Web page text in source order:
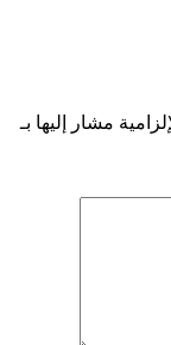
مشار إليها بـ